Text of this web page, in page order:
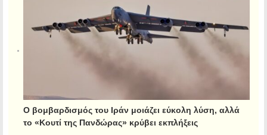
Ο βομβαρδισμός του Ιράν μοιάζει εύκολη λύση, αλλά
το «Κουτί της Πανδώρας» κρύβει εκπλήξεις